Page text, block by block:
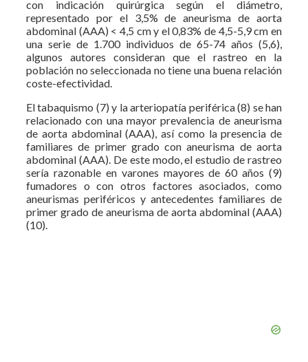
con indicación quirúrgica según el diámetro,
representado por el 3,5% de aneurisma de aorta
abdominal (AAA) < 4,5 cm y el 0,83% de 4,5-5,9 cm en
una serie de 1.700 individuos de 65-74 años (5,6),
algunos autores consideran que el rastreo en la
población no seleccionada no tiene una buena relación
coste-efectividad.
El tabaquismo (7) y la arteriopatía periférica (8) se han
relacionado con una mayor prevalencia de aneurisma
de aorta abdominal (AAA), así como la presencia de
familiares de primer grado con aneurisma de aorta
abdominal (AAA). De este modo, el estudio de rastreo
sería razonable en varones mayores de 60 años (9)
fumadores o con otros factores asociados, como
aneurismas periféricos y antecedentes familiares de
primer grado de aneurisma de aorta abdominal (AAA)
(10).